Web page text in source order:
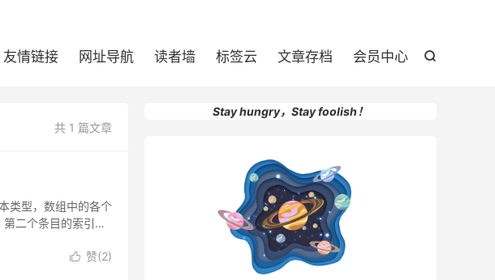

友情链接 网址导航 读者墙 标签云 文章存档 会员中心
共 1 篇文章
类型，数组中的各个
二个条目的索引是1
 赞(2)
Stay hungry，Stay foolish！